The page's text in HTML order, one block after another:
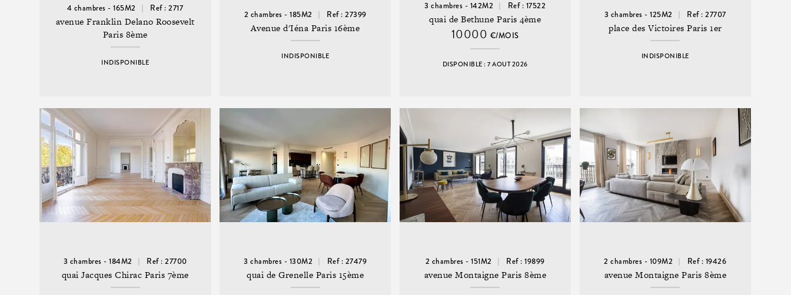
4 chambres - 165M2 Ref : 2717
avenue Franklin Delano Roosevelt
Paris 8ème
INDISPONIBLE
2 chambres - 185M2 Ref : 27399
Avenue d'Iéna Paris 16ème
INDISPONIBLE
3 chambres - 142M2 Ref : 17522
quai de Bethune Paris 4ème
10000 €/MOIS
DISPONIBLE : 7 AOUT 2026
3 chambres - 125M2 Ref : 27707
place des Victoires Paris 1er
INDISPONIBLE
3 chambres - 184M2 Ref : 27700
quai Jacques Chirac Paris 7ème
3 chambres - 130M2 Ref : 27479
quai de Grenelle Paris 15ème
2 chambres - 151M2 Ref : 19899
avenue Montaigne Paris 8ème
2 chambres - 109M2 Ref : 19426
avenue Montaigne Paris 8ème